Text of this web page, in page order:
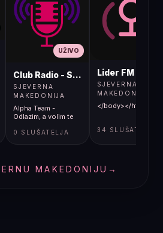
UŽIVO
Club Radio - Skopje, Mcedonia
SJEVERNA
MAKEDONIJA
Alpha Team -
Odlazim, a volim te
0 SLUŠATELJA
Lider FM 107,4
SJEVERNA
MAKEDONIJA
</body></html>
34 SLUŠATELJA
MAKEDONIJU →